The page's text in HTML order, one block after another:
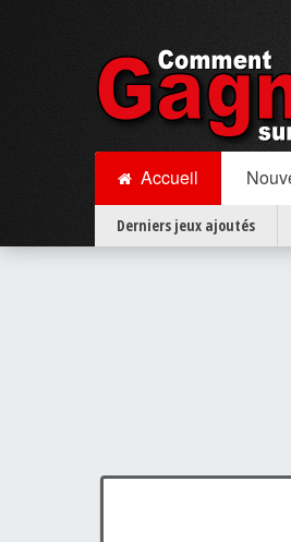
Accueil
Derniers jeux ajoutés